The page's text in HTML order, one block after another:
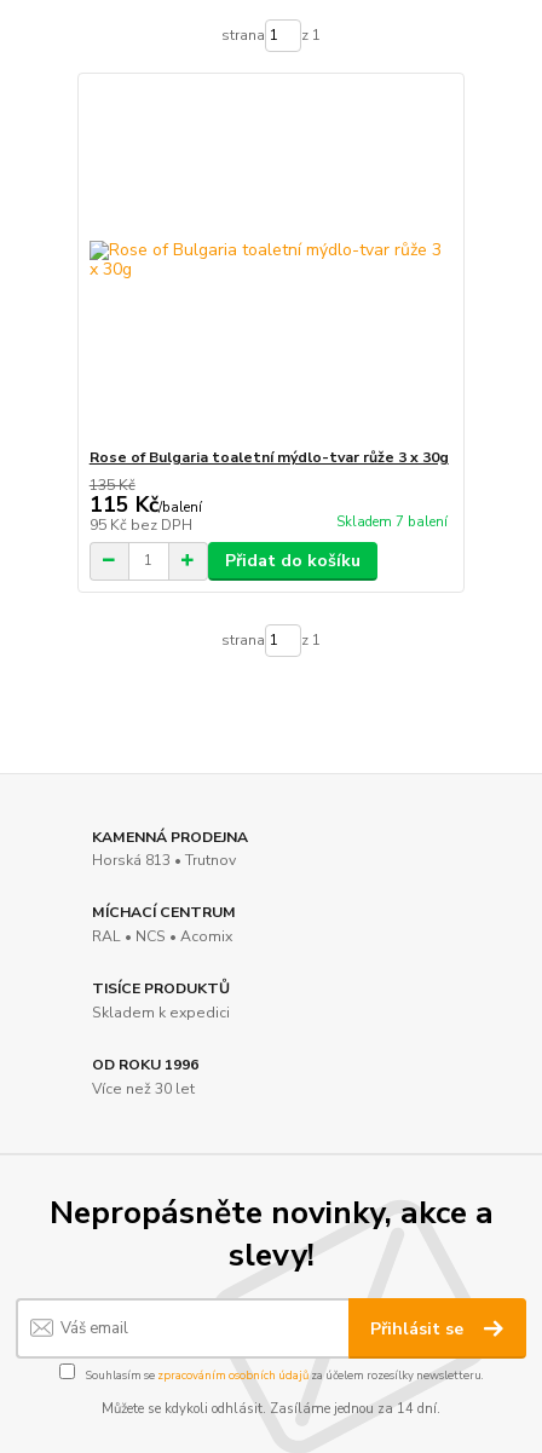
strana z 1
Rose of Bulgaria toaletní mýdlo-tvar růže 3 x 30g
135 Kč
115 Kč/balení
95 Kč bez DPH Skladem 7 balení
Přidat do košíku
strana z 1
KAMENNÁ PRODEJNA
Horská 813 • Trutnov
MÍCHACÍ CENTRUM
RAL • NCS • Acomix
TISÍCE PRODUKTŮ
Skladem k expedici
OD ROKU 1996
Více než 30 let
Nepropásněte novinky, akce a
slevy!
Přihlásit se
Souhlasím se zpracováním osobních údajůza účelem rozesílky newsletteru.
Můžete se kdykoli odhlásit. Zasíláme jednou za 14 dní.